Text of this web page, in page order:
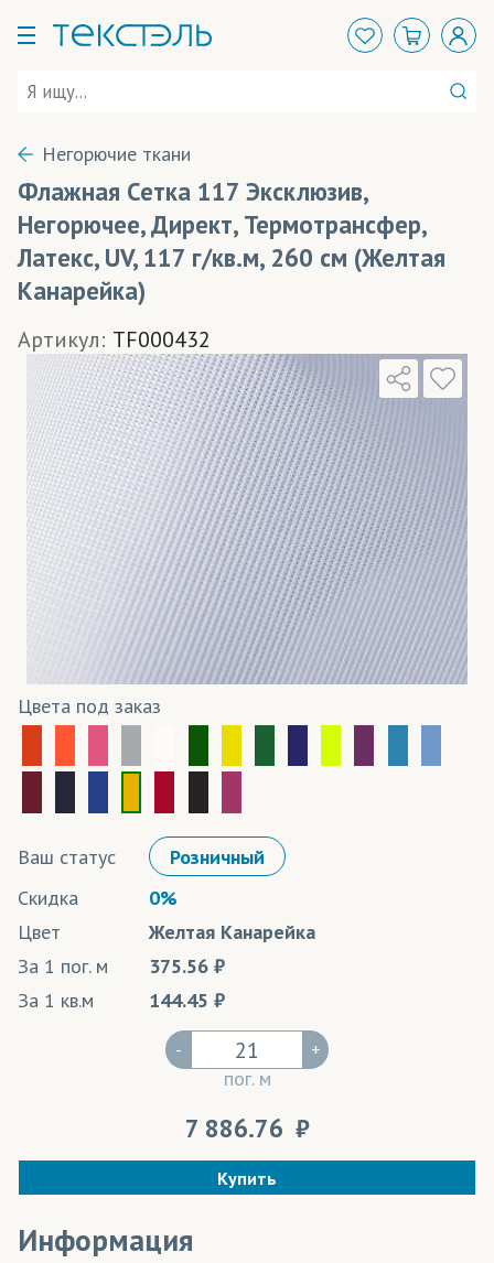
Негорючие ткани
Флажная Сетка 117 Эксклюзив,
Негорючее, Директ, Термотрансфер,
Латекс, UV, 117 г/кв.м, 260 см (Желтая
Канарейка)
Артикул: TF000432
Цвета под заказ
Ваш статус
Розничный
Скидка
0%
Цвет
Желтая Канарейка
За 1 пог. м
375.56
За 1 кв.м
144.45
-
пог. м
+
7 886.76
Купить
Информация